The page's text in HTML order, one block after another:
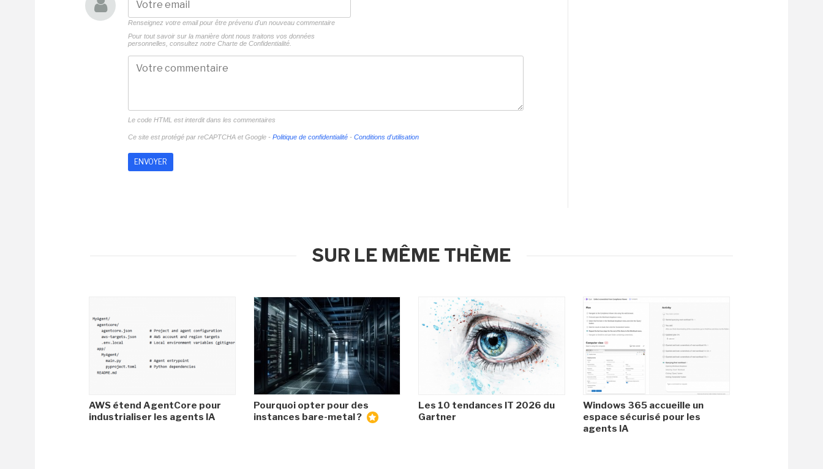
Renseignez votre email pour être prévenu d'un nouveau commentaire
Pour tout savoir sur la manière dont nous traitons vos données
personnelles, consultez notre Charte de Confidentialité.
Le code HTML est interdit dans les commentaires
Ce site est protégé par reCAPTCHA et Google - Politique de confidentialité - Conditions d'utilisation
SUR LE MÊME THÈME
AWS étend AgentCore pour
industrialiser les agents IA
Pourquoi opter pour des
instances bare-metal ?
Les 10 tendances IT 2026 du
Gartner
Windows 365 accueille un
espace sécurisé pour les
agents IA